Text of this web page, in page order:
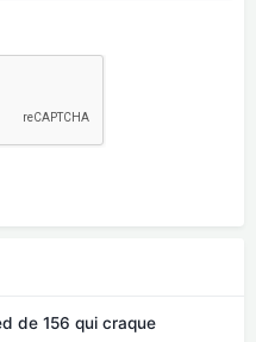
de 156 qui craque